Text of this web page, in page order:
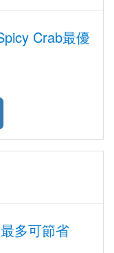
Crab最優
多可節省